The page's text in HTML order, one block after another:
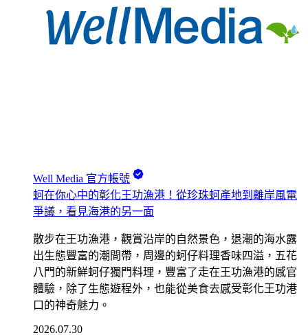
Well Media 官方帳號
蚵在你心中的彰化王功漁港！從珍珠蚵產地到離岸風電
爭議，看見海港的另一面
散步在王功漁港，觀賞沿岸的自然景色，退潮的海水露
出生態豐富的潮間帶，周邊的蚵仔料理香味四溢，五花
八門的新鮮蚵仔獨門料理，豐富了走在王功漁港的感官
體驗，除了生態遊程外，也能從美食去感受彰化王功港
口的神奇魅力。
2026.07.30